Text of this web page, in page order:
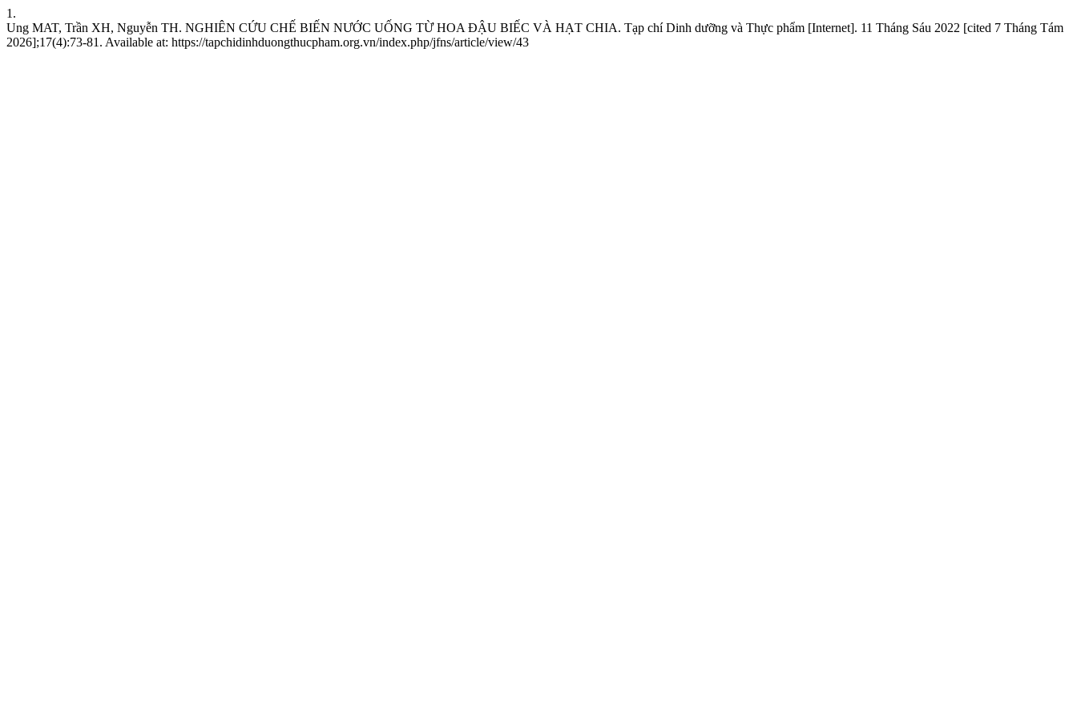
1.
Ung MAT, Trần XH, Nguyễn TH. NGHIÊN CỨU CHẾ BIẾN NƯỚC UỐNG TỪ HOA ĐẬU BIẾC VÀ HẠT CHIA. Tạp chí Dinh dưỡng và Thực phẩm [Internet]. 11 Tháng Sáu 2022 [cited 7 Tháng Tám
2026];17(4):73-81. Available at: https://tapchidinhduongthucpham.org.vn/index.php/jfns/article/view/43